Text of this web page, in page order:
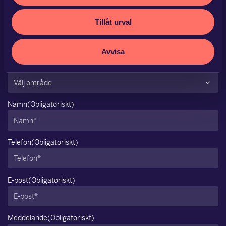
Tillåt urval
Avvisa
Kan vi hjälpa dig?
Vill du komma i kontakt med en specifik expert så hittar du alla
under
Område(Obligatoriskt)
Namn(Obligatoriskt)
Telefon(Obligatoriskt)
E-post(Obligatoriskt)
Meddelande(Obligatoriskt)